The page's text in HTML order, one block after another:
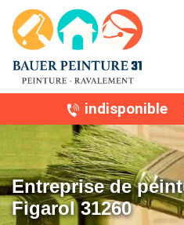
indisponible
Entreprise de
Figarol 31260